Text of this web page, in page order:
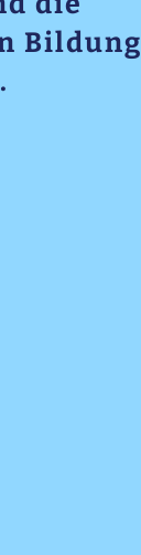
Bildung